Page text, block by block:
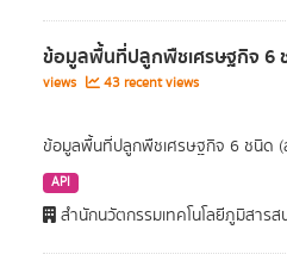
ข้อมูลพื้นที่ปลูกพืชเศรษฐกิจ 6
views
43 recent views
ข้อมูลพื้นที่ปลูกพืชเศรษฐกิจ 6 ชนิด (
API
สำนักนวัตกรรมเทคโนโลยีภูมิสารส